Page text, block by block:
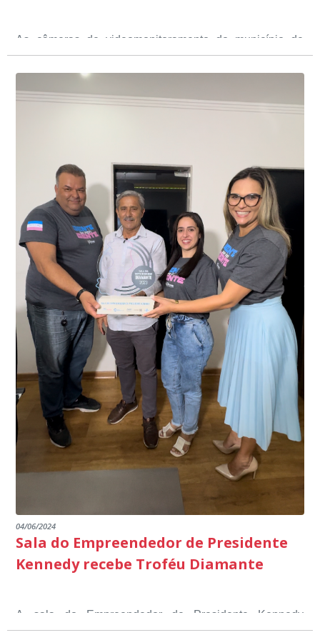
As câmeras de videomonitoramento do município de
Presidente Kennedy identificaram neste fim de semana,
01 de junho, uma motocicleta com indícios de
adulteração, imediatamente, a central de
videomonitoramento acionou a Guarda Civil Municipal,
Durante a abordagem a adulteração foi comprovada,
através da conferência do Chassi, a motocicleta, bem
conta do sistema de videomonitoramento instalado
recentemente em todo o município de Presidente
Kennedy, o sistema é integrado com outros municípios
do país, sendo possível a identificação de veículos por
meio do cruzamento de informações, nesse caso
específico, com dados de uma cidade do Estado do Rio
de Janeiro.
“Mais de 100 câmeras foram instaladas na sede e no
interior de Presidente Kennedy, garantindo mais
segurança à população, seja nas ruas, no comércio, os
produtores agropecuários. Estamos no rumo certo,
parabéns a todos os servidores que contribuem para a
segurança da nossa cidade”, destaca o prefeito Dorlei
Fontão.
04/06/2024
Sala do Empreendedor de Presidente
Kennedy recebe Troféu Diamante
A sala do Empreendedor de Presidente Kennedy
recebeu o Selo Sebrae de Referência em atendimento, o